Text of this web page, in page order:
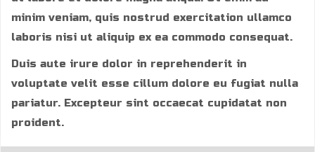
minim veniam, quis nostrud exercitation ullamco
laboris nisi ut aliquip ex ea commodo consequat.
Duis aute irure dolor in reprehenderit in
voluptate velit esse cillum dolore eu fugiat nulla
pariatur. Excepteur sint occaecat cupidatat non
proident.